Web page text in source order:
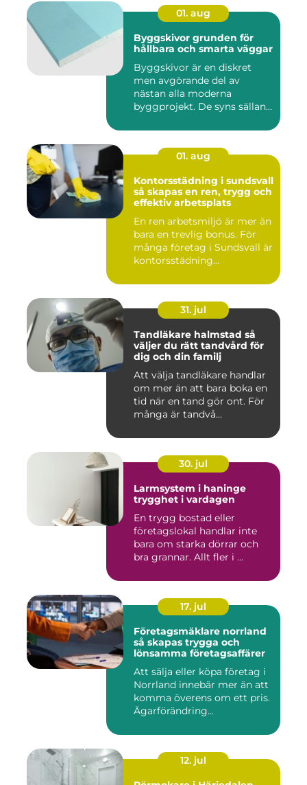
01. aug
Byggskivor grunden för
hållbara och smarta väggar
Byggskivor är en diskret
men avgörande del av
nästan alla moderna
byggprojekt. De syns sällan
01. aug
Kontorsstädning i sundsvall
så skapas en ren, trygg och
effektiv arbetsplats
En ren arbetsmiljö är mer än
bara en trevlig bonus. För
många företag i Sundsvall är
kontorsstädning...
31. jul
Tandläkare halmstad så
väljer du rätt tandvård för
dig och din familj
Att välja tandläkare handlar
om mer än att bara boka en
tid när en tand gör ont. För
många är tandvå...
30. jul
Larmsystem i haninge
trygghet i vardagen
En trygg bostad eller
företagslokal handlar inte
bara om starka dörrar och
bra grannar. Allt fler i ...
17. jul
Företagsmäklare norrland
så skapas trygga och
lönsamma företagsaffärer
Att sälja eller köpa företag i
Norrland innebär mer än att
komma överens om ett pris.
Ägarförändring...
12. jul